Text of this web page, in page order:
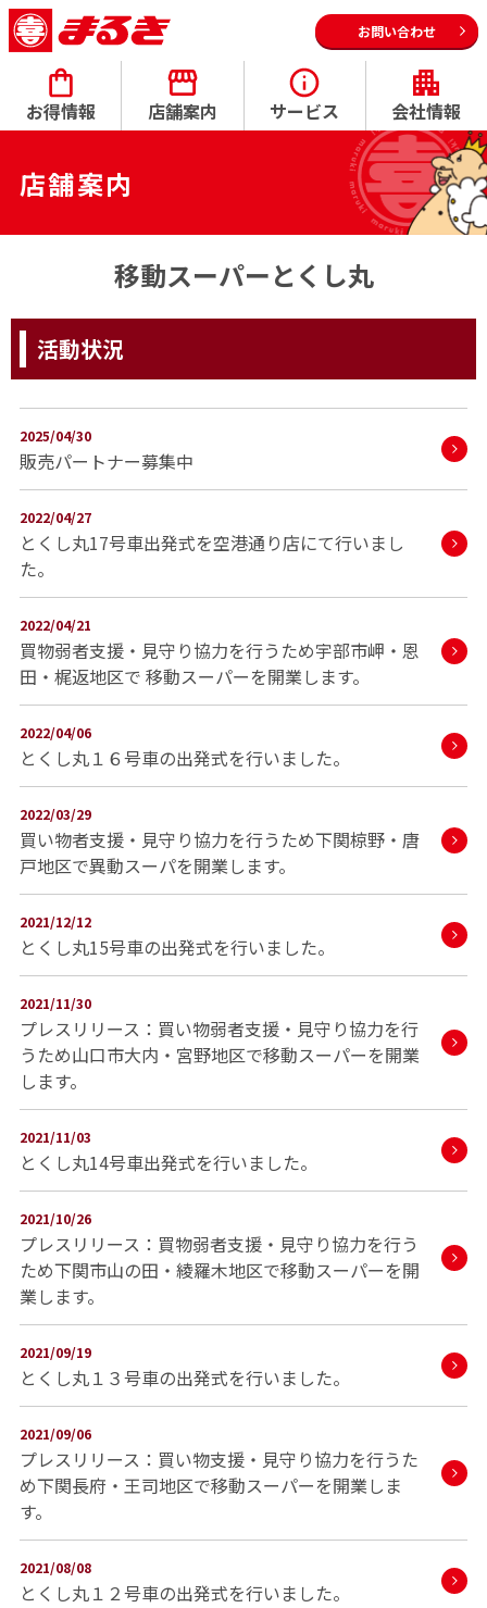
お得情報 店舗案内 サービス 会社情報
お問い合わせ
店舗案内
移動スーパーとくし丸
活動状況
2025/04/30
販売パートナー募集中
2022/04/27
とくし丸17号車出発式を空港通り店にて行いまし
た。
2022/04/21
買物弱者支援・見守り協力を行うため宇部市岬・恩
田・梶返地区で 移動スーパーを開業します。
2022/04/06
とくし丸１６号車の出発式を行いました。
2022/03/29
買い物者支援・見守り協力を行うため下関椋野・唐
戸地区で異動スーパを開業します。
2021/12/12
とくし丸15号車の出発式を行いました。
2021/11/30
プレスリリース：買い物弱者支援・見守り協力を行
うため山口市大内・宮野地区で移動スーパーを開業
します。
2021/11/03
とくし丸14号車出発式を行いました。
2021/10/26
プレスリリース：買物弱者支援・見守り協力を行う
ため下関市山の田・綾羅木地区で移動スーパーを開
業します。
2021/09/19
とくし丸１３号車の出発式を行いました。
2021/09/06
プレスリリース：買い物支援・見守り協力を行うた
め下関長府・王司地区で移動スーパーを開業しま
す。
2021/08/08
とくし丸１２号車の出発式を行いました。